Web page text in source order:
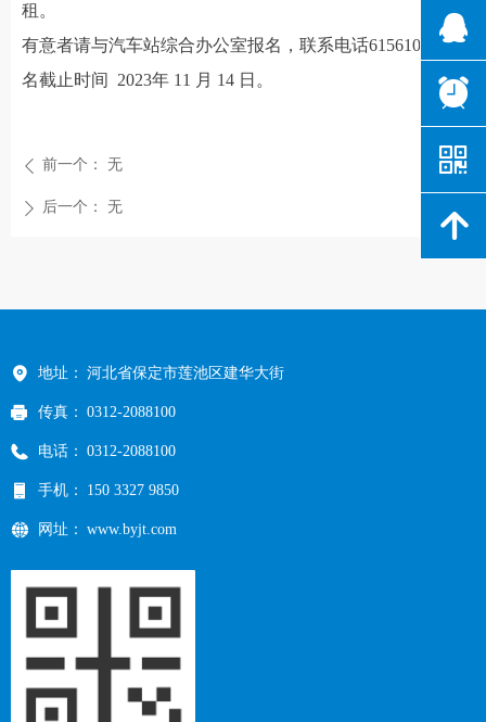
租。
有意者请与汽车站综合办公室报名，联系电话6156106。报
名截止时间 2023年 11 月 14 日。
ꄴ 前一个： 无
ꄲ 后一个： 无
地址： 河北省保定市莲池区建华大街
传真： 0312-2088100
电话： 0312-2088100
手机： 150 3327 9850
网址： www.byjt.com
뀩
뀥
낃
녕